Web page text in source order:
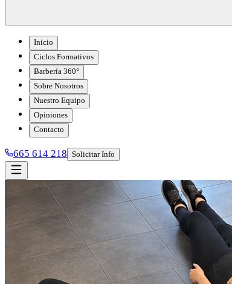
Inicio
Ciclos Formativos
Barbería 360°
Sobre Nosotros
Nuestro Equipo
Opiniones
Contacto
665 614 218 Solicitar Info